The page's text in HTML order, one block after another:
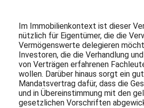
Im Immobilienkontext ist dieser
nützlich für Eigentümer, die die
Vermögenswerte delegieren
Investoren, die die Verhandlung
von Verträgen erfahrenen
wollen. Darüber hinaus sorgt ein
Mandatsvertrag dafür, dass die
und in Übereinstimmung mit den
gesetzlichen Vorschriften